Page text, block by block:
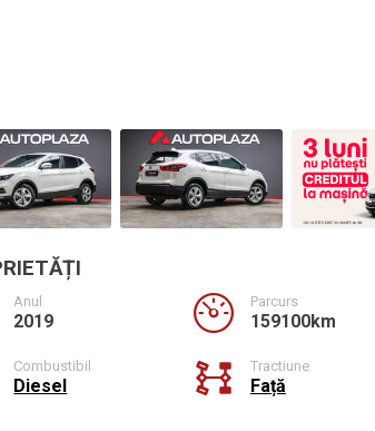
Anul
2019
Parcurs
159100km
Combustibil
Diesel
Tractiune
Față